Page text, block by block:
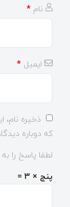
نام *
ایمیل *
ذخیره نام،
که دوباره
لطفا پاسخ را
پنج × 3 =